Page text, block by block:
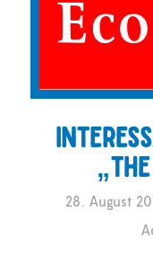
28. August